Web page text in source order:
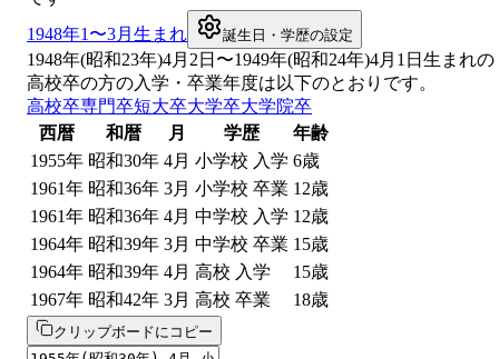
1948年1〜3月生まれ 誕生日・学歴の設定
1948年(昭和23年)4月 2 日〜1949年(昭和24年)4月1日生まれの
高校卒の方の入学・卒業年度は以下のとおりです。
高校卒専門卒短大卒大学卒大学院卒
西暦
和暦 月 学歴
年齢
1955年 昭和30年 4月 小学校 入学 6歳
1961年 昭和36年 3月 小学校 卒業 12歳
1961年 昭和36年 4月 中学校 入学 12歳
1964年 昭和39年 3月 中学校 卒業 15歳
1964年 昭和39年 4月 高校 入学 15歳
1967年 昭和42年 3月 高校 卒業 18歳
クリップボードにコピー